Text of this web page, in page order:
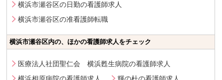
横浜市瀬谷区の日勤の看護師求人
横浜市瀬谷区の准看護師転職
横浜市瀬谷区内の、ほかの看護師求人をチェック
医療法人社団聖仁会 横浜甦生病院の看護師求人